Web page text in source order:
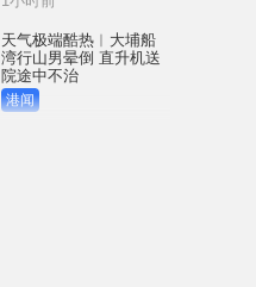
天气极端酷热︱大埔船
湾行山男晕倒 直升机送
院途中不治
港闻